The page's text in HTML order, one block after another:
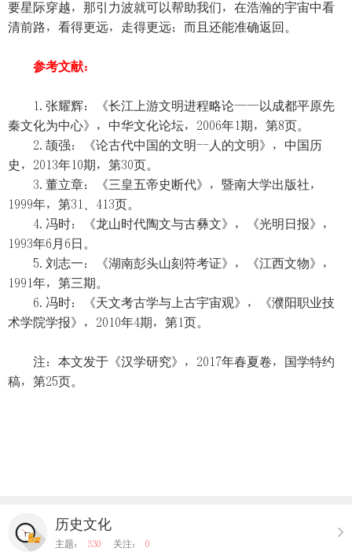
要星际穿越，那引力波就可以帮助我们，在浩瀚的宇宙中看
清前路，看得更远，走得更远；而且还能准确返回。
参考文献：
1.张耀辉：《长江上游文明进程略论——以成都平原先
秦文化为中心》，中华文化论坛，2006年1期，第8页。
2.颉强：《论古代中国的文明--人的文明》，中国历
史，2013年10期，第30页。
3.董立章：《三皇五帝史断代》，暨南大学出版社，
1999年，第31、413页。
4.冯时：《龙山时代陶文与古彝文》，《光明日报》，
1993年6月6日。
5.刘志一：《湖南彭头山刻符考证》，《江西文物》，
1991年，第三期。
6.冯时：《天文考古学与上古宇宙观》，《濮阳职业技
术学院学报》，2010年4期，第1页。
注：本文发于《汉学研究》，2017年春夏卷，国学特约
稿，第25页。
历史文化
主题： 330 关注： 0